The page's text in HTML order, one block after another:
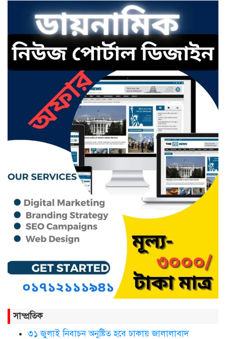
ছাতকে এক স্কুল ছাত্রী পাশবিকতার
শিকার অভিযুক্ত
ছাতক থানার পুলিশ সদস্য সংগীতে
শ্রেষ্ঠ শিল্পী নির্বাচিত
ছাতকের নবাগত ইউএনও’র সাথে
প্রেসক্লাব নেতৃবৃন্দের সাক্ষাত
কথাসাহিত্যিক রাবেয়া খাতুন আর নেই
সিলেট ওসমানী আন্তর্জাতিক
বিমানবন্দরে সংবর্ধিত হলেন আওলাদ
আলী রেজা
নতুন জেলা প্রশাসকের যোগদান,
সাম্প্রতিক
৩১ জুলাই নিবাচন অনু‌ষ্টিত হ‌বে ঢাকায় জালালাবাদ